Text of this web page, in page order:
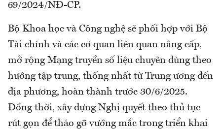
69/2024/NĐ-CP.
Bộ Khoa học và Công nghệ sẽ phối hợp với Bộ
Tài chính và các cơ quan liên quan nâng cấp,
mở rộng Mạng truyền số liệu chuyên dùng theo
hướng tập trung, thống nhất từ Trung ương đến
địa phương, hoàn thành trước 30/6/2025.
Đồng thời, xây dựng Nghị quyết theo thủ tục
rút gọn để tháo gỡ vướng mắc trong triển khai